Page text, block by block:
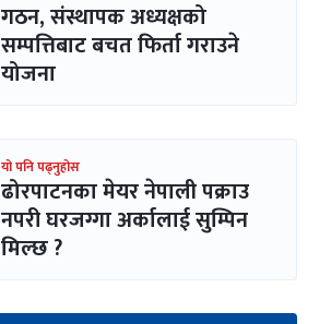
गठन, संस्थापक अध्यक्षको
सम्पत्तिबाट बचत फिर्ता गराउने
योजना
यो पनि पढ्नुहोस
ढोरपाटनका मेयर नेपाली पक्राउ
नपरी घरजग्गा अर्कालाई सुम्पिन
मिल्छ ?